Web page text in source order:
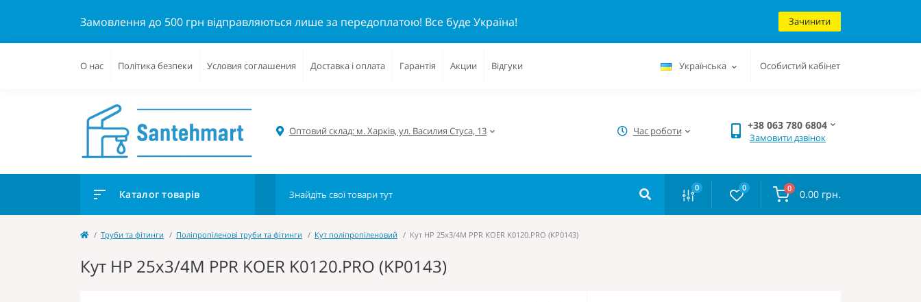
Замовлення до 500 грн відправляються лише за передоплатою! Все буде Україна! Зачинити
О нас Політика безпеки Условия соглашения Доставка і оплата Гарантія Акции Відгуки Українська Особистий кабінет
Оптовий склад: м. Харків, ул. Василия Стуса, 13 Час роботи +38 063 780 6804
Замовити дзвінок
Каталог товарів 0 0 0 0.00 грн.
Труби та фітинги Поліпропіленові труби та фітинги Кут поліпропіленовий Кут НР 25x3/4M PPR KOER K0120.PRO (KP0143)
Кут НР 25x3/4M PPR KOER K0120.PRO (KP0143)